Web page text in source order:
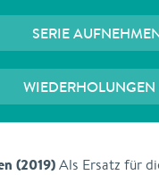
SERIE
WIEDERHOLUNGEN
(2019)Als Ersatz für